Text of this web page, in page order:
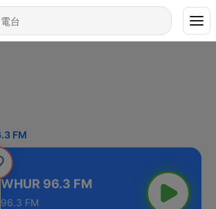
FM
WHUR 96.3 FM
96.3 FM